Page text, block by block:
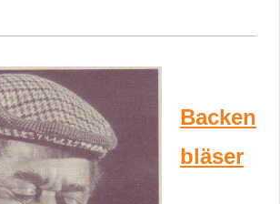
Backen
bläser